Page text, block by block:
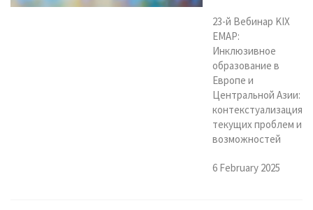
23-й Вебинар KIX
EMAP:
Инклюзивное
образование в
Европе и
Центральной Азии:
контекстуализация
текущих проблем и
возможностей
6 February 2025